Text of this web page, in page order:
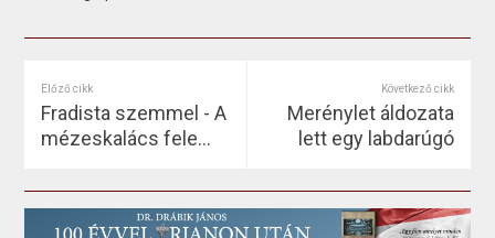
Előző cikk
Fradista szemmel - A
mézeskalács fele...
Következő cikk
Merénylet áldozata
lett egy labdarúgó